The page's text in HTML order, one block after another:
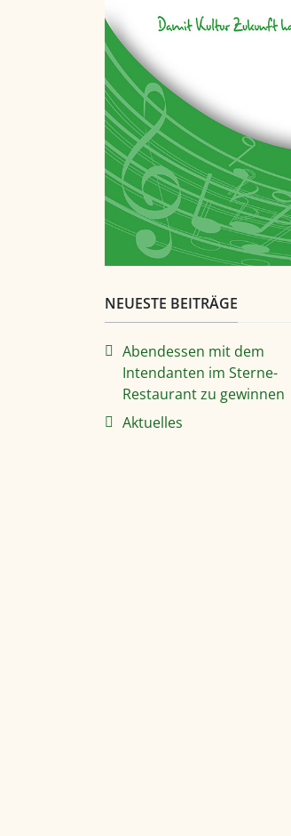
NEUESTE BEITRÄGE
Abendessen mit dem
Intendanten im Sterne-
Restaurant zu gewinnen
Aktuelles